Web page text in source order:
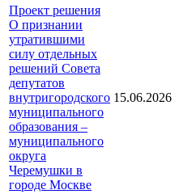
Проект решения
О признании
утратившими
силу отдельных
решений Совета
депутатов
внутригородского
муниципального
образования –
муниципального
округа
Черемушки в
городе Москве
15.06.2026